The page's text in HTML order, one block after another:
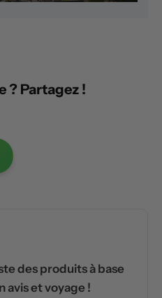
? Partagez !
des produits à base
avis et voyage !